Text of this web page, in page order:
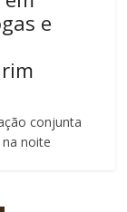
e
conjunta
noite